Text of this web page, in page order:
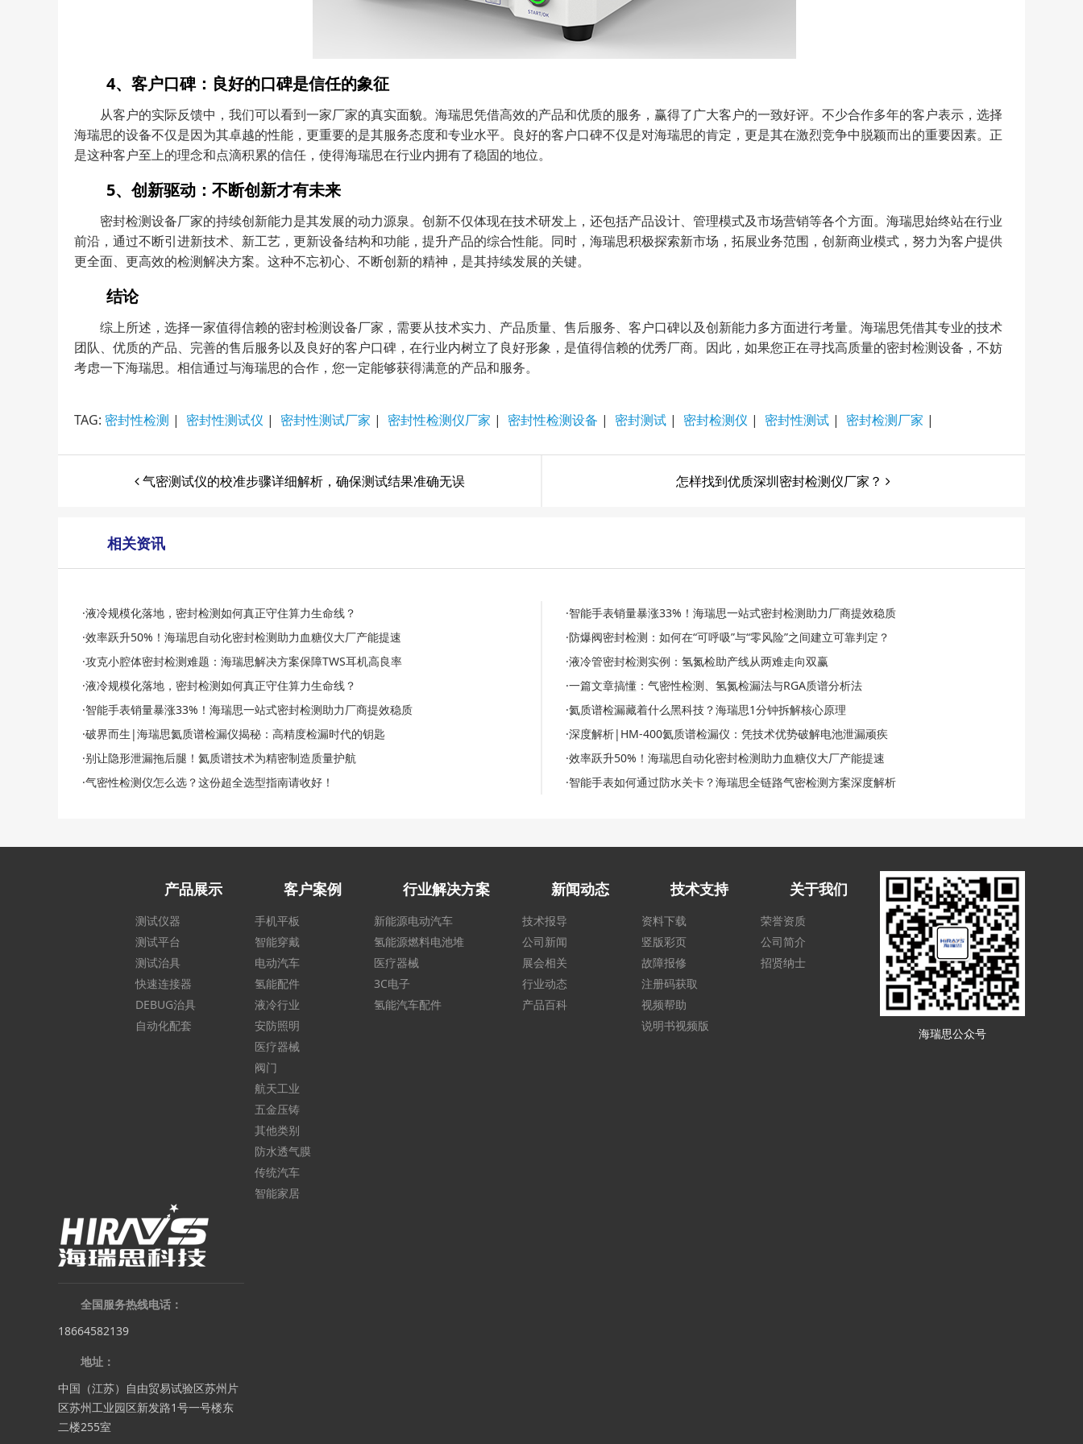
4、客户口碑：良好的口碑是信任的象征
从客户的实际反馈中，我们可以看到一家厂家的真实面貌。海瑞思凭借高效的产品和优质的服务，赢得了广大客户的一致好评。不少合作多年的客户表示，选择
海瑞思的设备不仅是因为其卓越的性能，更重要的是其服务态度和专业水平。良好的客户口碑不仅是对海瑞思的肯定，更是其在激烈竞争中脱颖而出的重要因素。正
是这种客户至上的理念和点滴积累的信任，使得海瑞思在行业内拥有了稳固的地位。
5、创新驱动：不断创新才有未来
密封检测设备厂家的持续创新能力是其发展的动力源泉。创新不仅体现在技术研发上，还包括产品设计、管理模式及市场营销等各个方面。海瑞思始终站在行业
前沿，通过不断引进新技术、新工艺，更新设备结构和功能，提升产品的综合性能。同时，海瑞思积极探索新市场，拓展业务范围，创新商业模式，努力为客户提供
更全面、更高效的检测解决方案。这种不忘初心、不断创新的精神，是其持续发展的关键。
结论
综上所述，选择一家值得信赖的密封检测设备厂家，需要从技术实力、产品质量、售后服务、客户口碑以及创新能力多方面进行考量。海瑞思凭借其专业的技术
团队、优质的产品、完善的售后服务以及良好的客户口碑，在行业内树立了良好形象，是值得信赖的优秀厂商。因此，如果您正在寻找高质量的密封检测设备，不妨
考虑一下海瑞思。相信通过与海瑞思的合作，您一定能够获得满意的产品和服务。
TAG: 密封性检测 | 密封性测试仪 | 密封性测试厂家 | 密封性检测仪厂家 | 密封性检测设备 | 密封测试 | 密封检测仪 | 密封性测试 | 密封检测厂家 |
气密测试仪的校准步骤详细解析，确保测试结果准确无误 怎样找到优质深圳密封检测仪厂家？
相关资讯
·液冷规模化落地，密封检测如何真正守住算力生命线？
·智能手表销量暴涨33%！海瑞思一站式密封检测助力厂商提效稳质
·效率跃升50%！海瑞思自动化密封检测助力血糖仪大厂产能提速
·防爆阀密封检测：如何在“可呼吸”与“零风险”之间建立可靠判定？
·攻克小腔体密封检测难题：海瑞思解决方案保障TWS耳机高良率
·液冷管密封检测实例：氢氮检助产线从两难走向双赢
·液冷规模化落地，密封检测如何真正守住算力生命线？
·一篇文章搞懂：气密性检测、氢氮检漏法与RGA质谱分析法
·智能手表销量暴涨33%！海瑞思一站式密封检测助力厂商提效稳质
·氦质谱检漏藏着什么黑科技？海瑞思1分钟拆解核心原理
·破界而生|海瑞思氦质谱检漏仪揭秘：高精度检漏时代的钥匙
·深度解析|HM-400氦质谱检漏仪：凭技术优势破解电池泄漏顽疾
·别让隐形泄漏拖后腿！氦质谱技术为精密制造质量护航
·效率跃升50%！海瑞思自动化密封检测助力血糖仪大厂产能提速
·气密性检测仪怎么选？这份超全选型指南请收好！
·智能手表如何通过防水关卡？海瑞思全链路气密检测方案深度解析
海瑞思公众号
产品展示
测试仪器
测试平台
测试治具
快速连接器
DEBUG治具
自动化配套
客户案例
手机平板
智能穿戴
电动汽车
氢能配件
液冷行业
安防照明
医疗器械
阀门
航天工业
五金压铸
其他类别
防水透气膜
传统汽车
智能家居
行业解决方案
新能源电动汽车
氢能源燃料电池堆
医疗器械
3C电子
氢能汽车配件
新闻动态
技术报导
公司新闻
展会相关
行业动态
产品百科
技术支持
资料下载
竖版彩页
故障报修
注册码获取
视频帮助
说明书视频版
关于我们
荣誉资质
公司简介
招贤纳士
全国服务热线电话：
18664582139
地址：
中国（江苏）自由贸易试验区苏州片
区苏州工业园区新发路1号一号楼东
二楼255室